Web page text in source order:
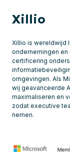
Xillio
Xillio is wereldwijd
ondernemingen en
certificering
omgevingen. Als
wij geavanceerde
maximaliseren en
zodat executive
nemen.